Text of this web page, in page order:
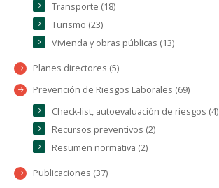
Transporte (18)
Turismo (23)
Vivienda y obras públicas (13)
Planes directores (5)
Prevención de Riesgos Laborales (69)
Check-list, autoevaluación de riesgos (4)
Recursos preventivos (2)
Resumen normativa (2)
Publicaciones (37)